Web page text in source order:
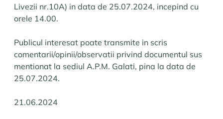
Livezii nr.10A) in data de 25.07.2024, incepind cu
orele 14.00.
Publicul interesat poate transmite in scris
comentarii/opinii/observatii privind documentul sus
mentionat la sediul A.P.M. Galati, pina la data de
25.07.2024.
21.06.2024